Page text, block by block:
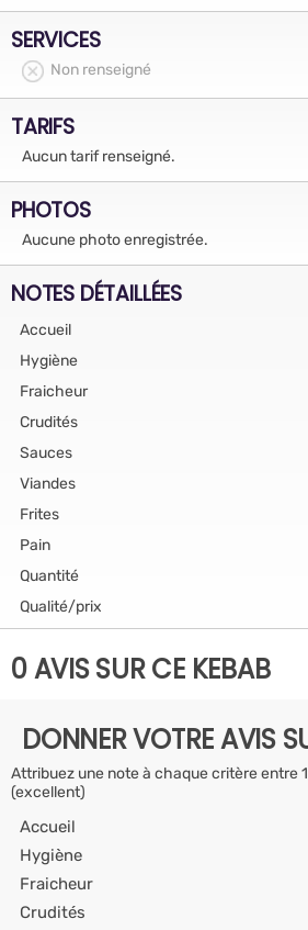
SERVICES
Non renseigné
TARIFS
Aucun tarif renseigné.
PHOTOS
Aucune photo enregistrée.
NOTES DÉTAILLÉES
Accueil
Hygiène
Fraicheur
Crudités
Sauces
Viandes
Frites
Pain
Quantité
Qualité/prix
0 AVIS SUR CE KEBAB
DONNER VOTRE AVIS
Attribuez une note à chaque critère entre
(excellent)
Accueil
Hygiène
Fraicheur
Crudités